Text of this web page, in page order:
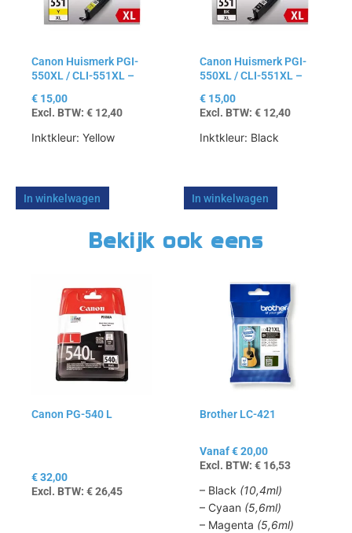
Canon Huismerk PGI-
550XL / CLI-551XL –
€ 15,00
Excl. BTW: € 12,40
Inktkleur: Yellow
In winkelwagen
Canon Huismerk PGI-
550XL / CLI-551XL –
€ 15,00
Excl. BTW: € 12,40
Inktkleur: Black
In winkelwagen
Bekijk ook eens
Canon PG-540 L
€32,00
Excl. BTW: €26,45
Brother LC-421
Vanaf€20,00
Excl. BTW: € 16,53
– Black (10,4ml)
– Cyaan (5,6ml)
– Magenta (5,6ml)
gekozen
productpagina